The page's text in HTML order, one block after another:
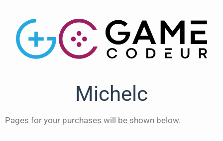
Michelc
Pages for your purchases will be shown below.